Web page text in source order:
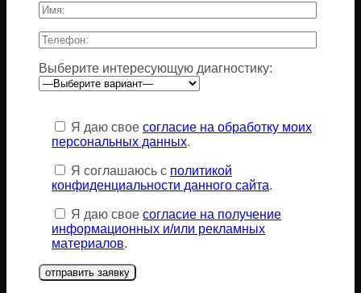
Выберите интересующую диагностику:
это
поле
Я даю свое согласие на обработку моих
персональных данных.
Я соглашаюсь с политикой
конфиденциальности данного сайта.
Я даю свое согласие на получение
информационных и/или рекламных
материалов.